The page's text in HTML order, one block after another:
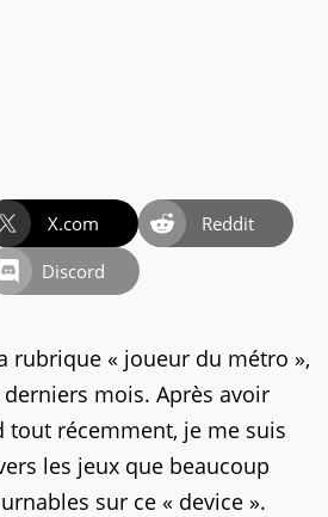
X.com
Reddit
Discord
rubrique « joueur du métro »,
mois. Après avoir
tout récemment, je me suis
les jeux que beaucoup
sur ce « device ».